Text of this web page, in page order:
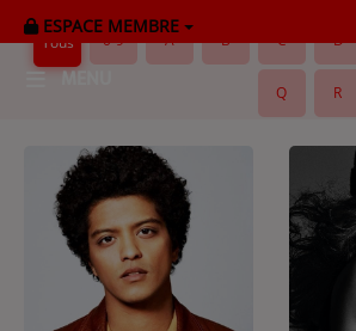
ESPACE MEMBRE
MENU
HOME
RADIOPLAYER
CK RADIO Line-up
Tous 0-9 A B C D
Q R